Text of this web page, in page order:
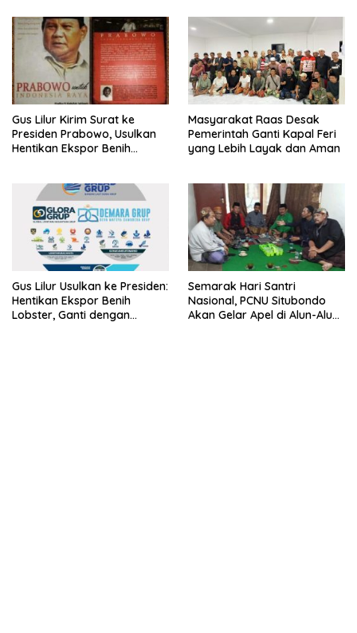
Kepastian
Gus Lilur Kirim Surat ke
Presiden Prabowo, Usulkan
Hentikan Ekspor Benih
Masyarakat Raas Desak
Pemerintah Ganti Kapal Feri
yang Lebih Layak dan Aman
Gus Lilur Usulkan ke Presiden:
Hentikan Ekspor Benih
Lobster, Ganti dengan
Semarak Hari Santri
Nasional, PCNU Situbondo
Akan Gelar Apel di Alun-Alun